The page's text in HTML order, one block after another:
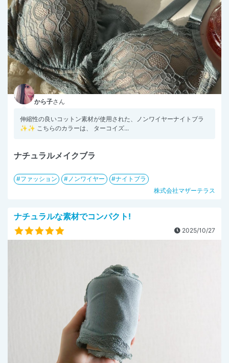
から子さん
伸縮性の良いコットン素材が使用された、ノンワイヤーナイトブラ
✨✨ こちらのカラーは、 ターコイズ...
ナチュラルメイクブラ
ファッション ノンワイヤー
ナイトブラ
株式会社マザーテラス
ナチュラルな素材でコンパクト!
2025/10/27